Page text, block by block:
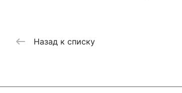
Назад к списку